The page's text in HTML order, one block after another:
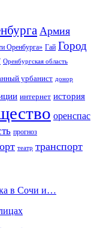
Армия
Оренбурга» Гай Город
Оренбургская область
урбанист донор
интернет история
оренспас
прогноз
театр транспорт
в Сочи и…